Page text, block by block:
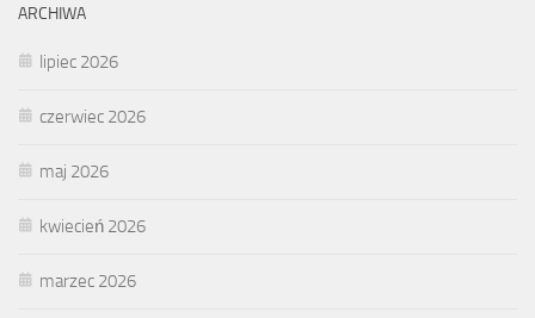
ARCHIWA
lipiec 2026
czerwiec 2026
maj 2026
kwiecień 2026
marzec 2026